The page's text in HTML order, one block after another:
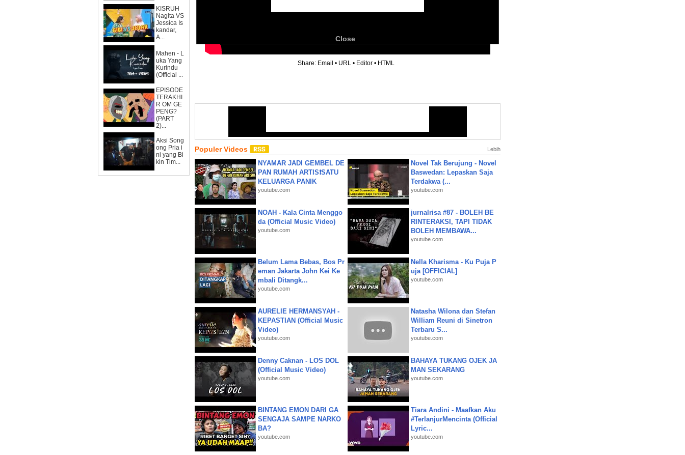
KISRUH
Nagita VS
Jessica Is
kandar,
A...
Mahen - L
uka Yang
Kurindu
(Official ...
EPISODE
TERAKHI
R OM GE
PENG?
(PART
2)...
Aksi Song
ong Pria i
ni yang Bi
kin Tim...
Close
Share: Email • URL • Editor • HTML
Populer Videos Lebih
NYAMAR JADI GEMBEL DE
PAN RUMAH ARTIS❗SATU
KELUARGA PANIK
youtube.com
Novel Tak Berujung - Novel
Baswedan: Lepaskan Saja
Terdakwa (...
youtube.com
NOAH - Kala Cinta Menggo
da (Official Music Video)
youtube.com
jurnalrisa #87 - BOLEH BE
RINTERAKSI, TAPI TIDAK
BOLEH MEMBAWA...
youtube.com
Belum Lama Bebas, Bos Pr
eman Jakarta John Kei Ke
mbali Ditangk...
youtube.com
Nella Kharisma - Ku Puja P
uja [OFFICIAL]
youtube.com
AURELIE HERMANSYAH -
KEPASTIAN (Official Music
Video)
youtube.com
Natasha Wilona dan Stefan
William Reuni di Sinetron
Terbaru S...
youtube.com
Denny Caknan - LOS DOL
(Official Music Video)
youtube.com
BAHAYA TUKANG OJEK JA
MAN SEKARANG
youtube.com
BINTANG EMON DARI GA
SENGAJA SAMPE NARKO
BA?
youtube.com
Tiara Andini - Maafkan Aku
#TerlanjurMencinta (Official
Lyric...
youtube.com